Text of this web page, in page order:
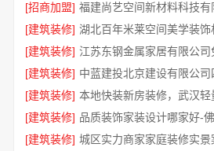
[招商加盟]
[建筑装修]
[建筑装修] 江苏东钢金属家居有限公
[建筑装修]
[建筑装修] 本地快装新房装修，武汉
[建筑装修]
[建筑装修]